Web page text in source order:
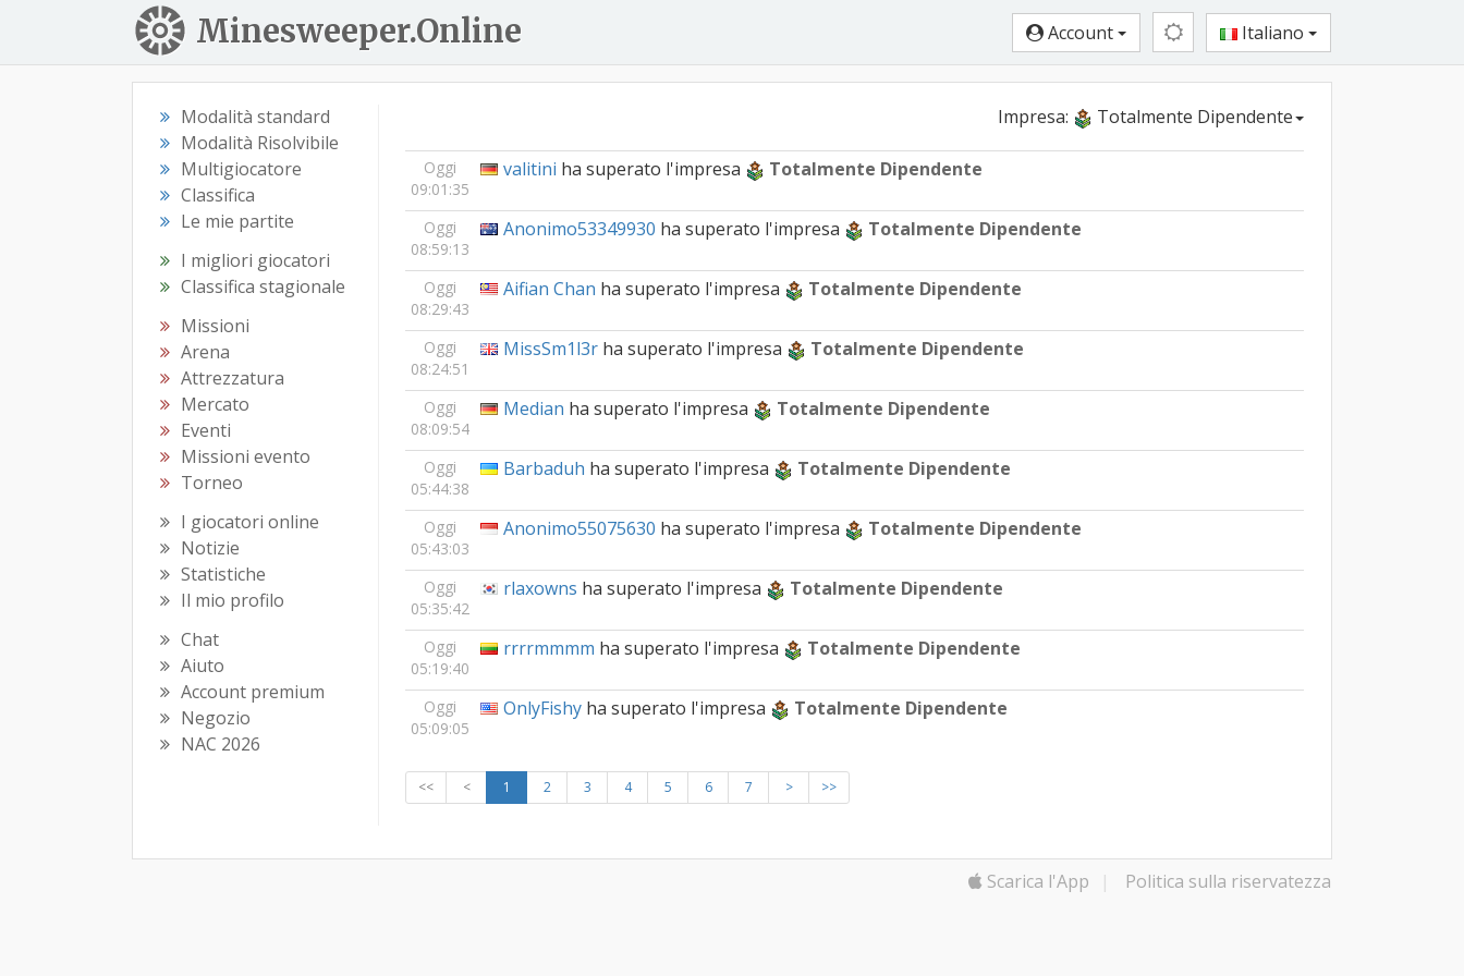
Minesweeper.Online Account Italiano
Modalità standard
Modalità Risolvibile
Multigiocatore
Classifica
Le mie partite
I migliori giocatori
Classifica stagionale
Missioni
Arena
Attrezzatura
Mercato
Eventi
Missioni evento
Torneo
I giocatori online
Notizie
Statistiche
Il mio profilo
Chat
Aiuto
Account premium
Negozio
NAC 2026
Impresa: Totalmente Dipendente
Oggi
09:01:35
valitini ha superato l'impresa Totalmente Dipendente
Oggi
08:59:13
Anonimo53349930 ha superato l'impresa Totalmente Dipendente
Oggi
08:29:43
Aifian Chan ha superato l'impresa Totalmente Dipendente
Oggi
08:24:51
MissSm1l3r ha superato l'impresa Totalmente Dipendente
Oggi
08:09:54
Median ha superato l'impresa Totalmente Dipendente
Oggi
05:44:38
Barbaduh ha superato l'impresa Totalmente Dipendente
Oggi
05:43:03
Anonimo55075630 ha superato l'impresa Totalmente Dipendente
Oggi
05:35:42
rlaxowns ha superato l'impresa Totalmente Dipendente
Oggi
05:19:40
rrrrmmmm ha superato l'impresa Totalmente Dipendente
Oggi
05:09:05
OnlyFishy ha superato l'impresa Totalmente Dipendente
<< < 1 2 3 4 5 6 7 > >>
Scarica l'App | Politica sulla riservatezza